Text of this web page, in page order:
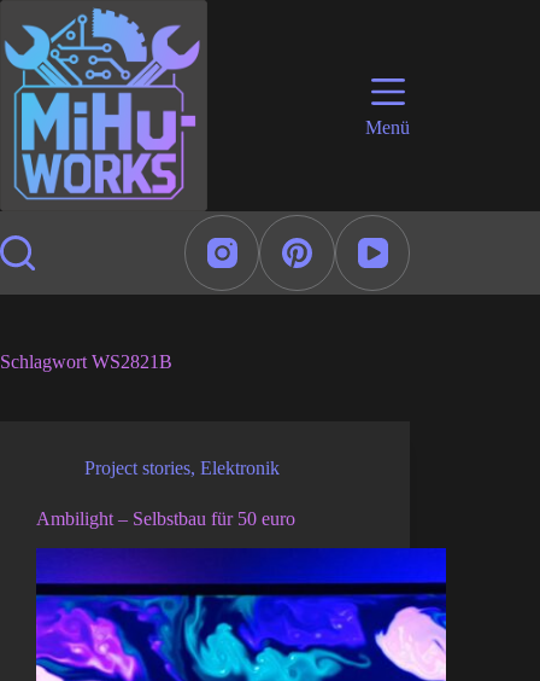
Inhalt
springen
Menü
Schlagwort WS2821B
Project stories, Elektronik
Ambilight – Selbstbau für 50 euro